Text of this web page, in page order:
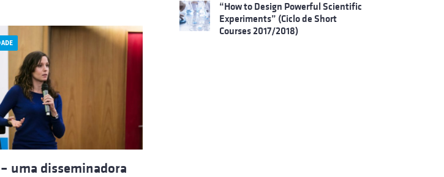
uma disseminadora
“How to Design Powerful Scientific
Experiments” (Ciclo de Short
Courses 2017/2018)